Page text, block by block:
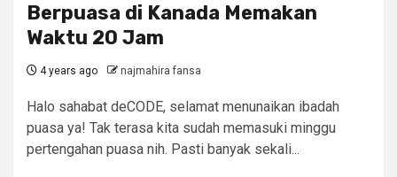
Berpuasa di Kanada Memakan
Waktu 20 Jam
4 years ago najmahira fansa
Halo sahabat deCODE, selamat menunaikan ibadah
puasa ya! Tak terasa kita sudah memasuki minggu
pertengahan puasa nih. Pasti banyak sekali...